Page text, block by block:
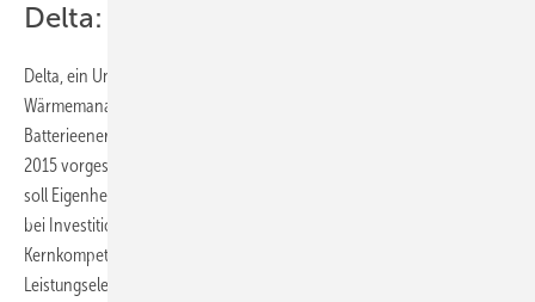
Delta: Rendite
Delta, ein Unternehmen für Energieversorgungs- und
Wärmemanagement-Lösungen, hat ein neues, intelligentes
Batterieenergiespeichersystem erstmals auf der Hannover Messe
2015 vorgestellt. Die hochintegrierte Architektur der Flex-E3-Batterie
soll Eigenheimbesitzern und Kleinunternehmern verbesserte Renditen
bei Investitionen in erneuerbare Energien ermöglichen. Dank Deltas
Kernkompetenzen in den Bereichen hocheffiziente
Leistungselektronik, Gebäudeautomatisierung und